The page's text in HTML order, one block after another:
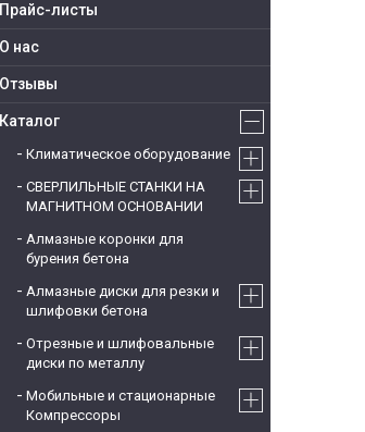
Прайс-листы
О нас
Отзывы
Каталог
Климатическое оборудование
СВЕРЛИЛЬНЫЕ СТАНКИ НА
МАГНИТНОМ ОСНОВАНИИ
Алмазные коронки для
бурения бетона
Алмазные диски для резки и
шлифовки бетона
Отрезные и шлифовальные
диски по металлу
Мобильные и стационарные
Компрессоры